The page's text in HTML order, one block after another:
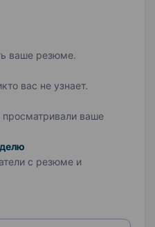
ваше резюме.
вас не узнает.
просматривали ваше
с резюме и